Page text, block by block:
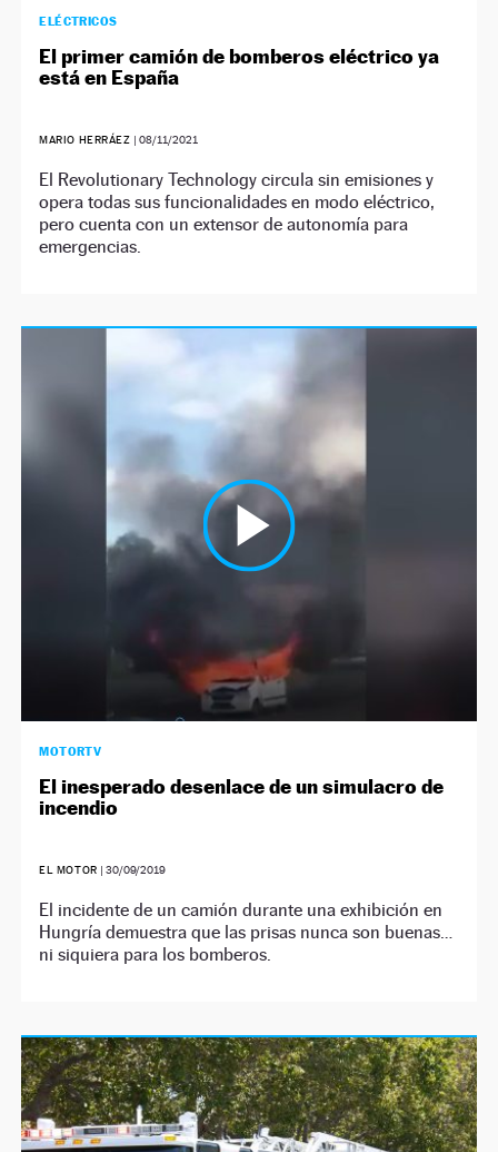
ELÉCTRICOS
El primer camión de bomberos eléctrico ya
está en España
MARIO HERRÁEZ | 08/11/2021
El Revolutionary Technology circula sin emisiones y
opera todas sus funcionalidades en modo eléctrico,
pero cuenta con un extensor de autonomía para
emergencias.
MOTORTV
El inesperado desenlace de un simulacro de
incendio
EL MOTOR | 30/09/2019
El incidente de un camión durante una exhibición en
Hungría demuestra que las prisas nunca son buenas…
ni siquiera para los bomberos.